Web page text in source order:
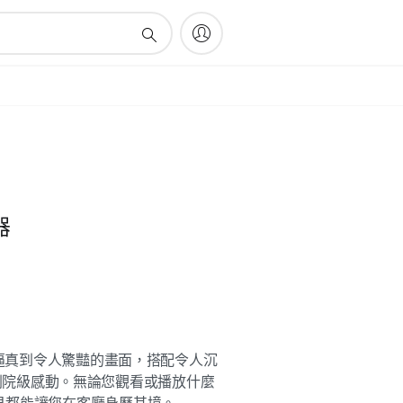
到令人驚豔的畫面，搭配令人沉
級感動。無論您觀看或播放什麼